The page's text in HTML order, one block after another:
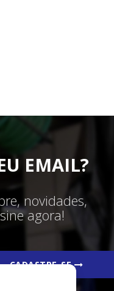
EMAIL?
novidades,
agora!
CADASTRE-SE